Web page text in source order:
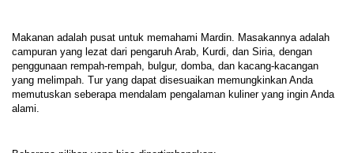
Makanan adalah pusat untuk memahami Mardin. Masakannya adalah
campuran yang lezat dari pengaruh Arab, Kurdi, dan Siria, dengan
penggunaan rempah-rempah, bulgur, domba, dan kacang-kacangan
yang melimpah. Tur yang dapat disesuaikan memungkinkan Anda
memutuskan seberapa mendalam pengalaman kuliner yang ingin Anda